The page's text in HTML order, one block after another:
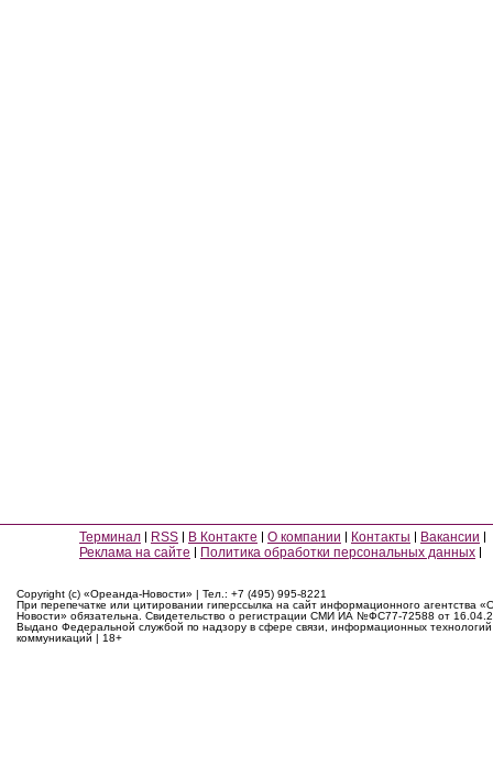
Терминал RSS В Контакте О компании Контакты
Вакансии
Реклама на сайте
Политика обработки персональных данных
Copyright (c) «Ореанда-Новости» | Тел.: +7 (495) 995-8221
При перепечатке или цитировании гиперссылка на сайт информационного агентства
Новости» обязательна. Свидетельство о регистрации СМИ ИА №ФС77-72588 от
Выдано Федеральной службой по надзору в сфере связи, информационных
коммуникаций | 18+